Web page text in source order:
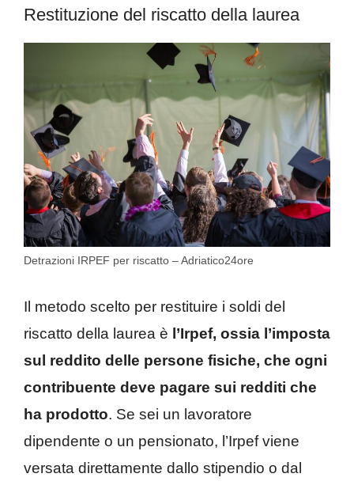
Restituzione del riscatto della laurea
Detrazioni IRPEF per riscatto – Adriatico24ore
Il metodo scelto per restituire i soldi del
riscatto della laurea è l’Irpef, ossia l’imposta
sul reddito delle persone fisiche, che ogni
contribuente deve pagare sui redditi che
ha prodotto. Se sei un lavoratore
dipendente o un pensionato, l’Irpef viene
versata direttamente dallo stipendio o dal